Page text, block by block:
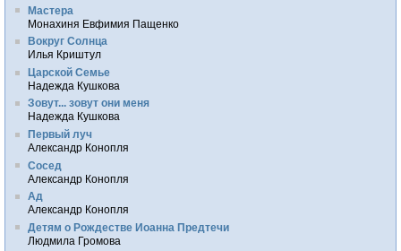
Мастера
Монахиня Евфимия Пащенко
Вокруг Солнца
Илья Криштул
Царской Семье
Надежда Кушкова
Зовут... зовут они меня
Надежда Кушкова
Первый луч
Александр Конопля
Сосед
Александр Конопля
Ад
Александр Конопля
Детям о Рождестве Иоанна Предтечи
Людмила Громова